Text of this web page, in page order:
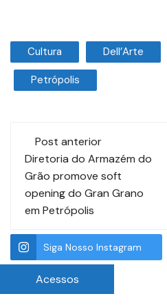
Cultura Dell’Arte
Petrópolis
Post anterior
Diretoria do Armazém do
Grão promove soft
opening do Gran Grano
em Petrópolis
Siga Nosso Instagram
Acessos